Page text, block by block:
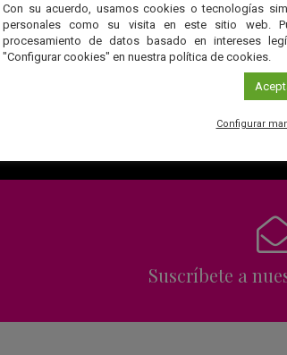
¿Qué
Plantéanos tu consulta relacionada con la
te responderá a la
Formula tu
Suscríbete a
Con su acuerdo, usamos cookies o tecnologías
personales como su visita en este sitio web.
procesamiento de datos basado en intereses
"Configurar cookies" en nuestra política de cookies.
Configurar